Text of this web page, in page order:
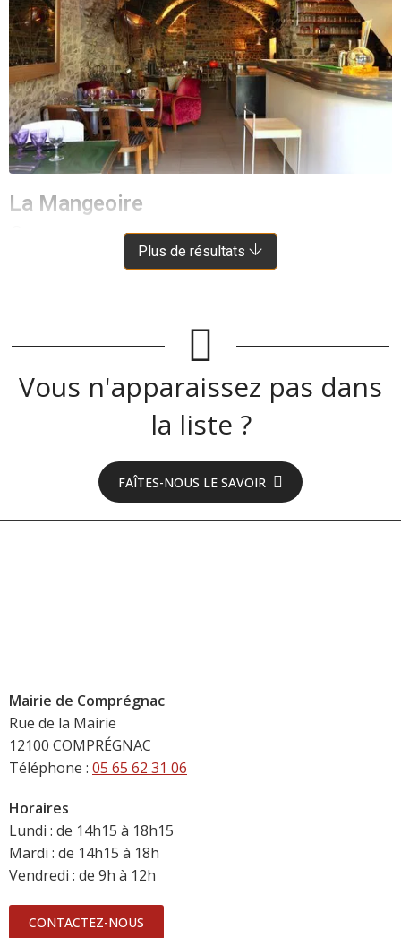
La Mangeoire
À 8.5 KM DE COMPRÉGNAC
Plus de résultats
Vous n'apparaissez pas dans
la liste ?
FAÎTES-NOUS LE SAVOIR
Mairie de Comprégnac
Rue de la Mairie
12100 COMPRÉGNAC
Téléphone : 05 65 62 31 06
Horaires
Lundi : de 14h15 à 18h15
Mardi : de 14h15 à 18h
Vendredi : de 9h à 12h
CONTACTEZ-NOUS